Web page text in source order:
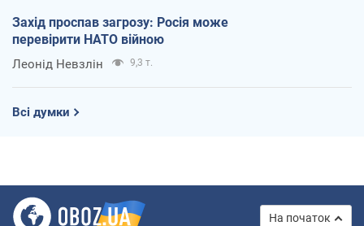
Захід проспав загрозу: Росія може
перевірити НАТО війною
Леонід Невзлін 9,3 т.
Всі думки
На початок